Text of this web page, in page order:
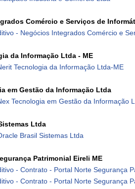
Comércio e Serviços de
- Negócios Integrados Comércio e
da Informação Ltda - ME
Tecnologia da Informação Ltda-ME
em Gestão da Informação Ltda
Tecnologia em Gestão da Informação
Ltda
Brasil Sistemas Ltda
Patrimonial Eireli ME
- Contrato - Portal Norte Segurança
- Contrato - Portal Norte Segurança